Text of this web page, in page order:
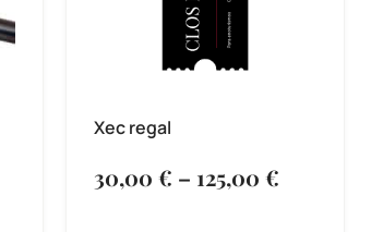
Xec regal
30,00 € – 125,00 €